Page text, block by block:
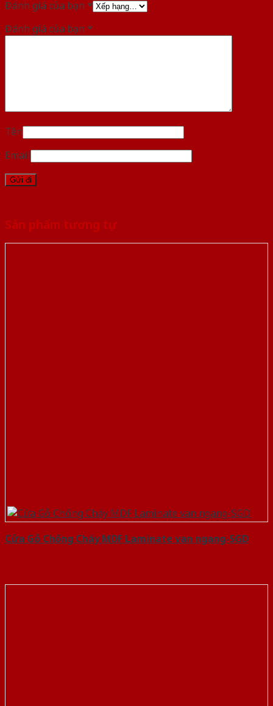
Đánh giá của bạn *
Đánh giá của bạn *
Tên
Email
Sản phẩm tương tự
Cửa Gỗ Chống Cháy MDF Laminate van ngang-SGD